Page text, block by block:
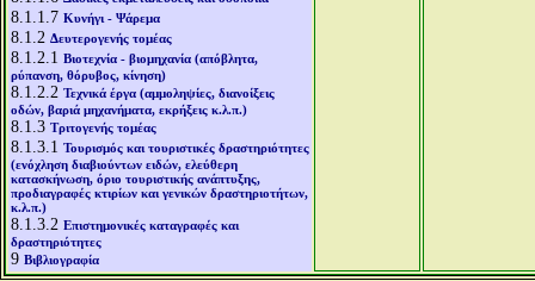
8.1.1.7 Κυνήγι - Ψάρεμα
8.1.2 Δευτερογενής τομέας
8.1.2.1 Βιοτεχνία - βιομηχανία (απόβλητα,
ρύπανση, θόρυβος, κίνηση)
8.1.2.2 Τεχνικά έργα (αμμοληψίες, διανοίξεις
οδών, βαριά μηχανήματα, εκρήξεις κ.λ.π.)
8.1.3 Τριτογενής τομέας
8.1.3.1 Τουρισμός και τουριστικές δραστηριότητες
(ενόχληση διαβιούντων ειδών, ελεύθερη
κατασκήνωση, όριο τουριστικής ανάπτυξης,
προδιαγραφές κτιρίων και γενικών δραστηριοτήτων,
κ.λ.π.)
8.1.3.2 Επιστημονικές καταγραφές και
δραστηριότητες
9 Βιβλιογραφία